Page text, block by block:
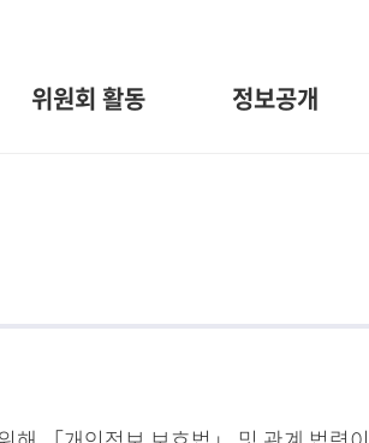
위원회 활동 정보공개